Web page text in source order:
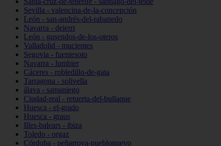
Sevilla - valencina-de-la-concepción
León - san-andrés-del-rabanedo
Navarra - deierri
León - gusendos-de-los-oteros
Valladolid - mucientes
Segovia - fuentesoto
Navarra - lumbier
Cáceres - robledillo-de-gata
Tarragona - solivella
álava - samaniego
Ciudad-real - retuerta-del-bullaque
Huesca - el-grado
Huesca - graus
Illes-balears - ibiza
Toledo - orgaz
Córdoba - peñarroya-pueblonuevo